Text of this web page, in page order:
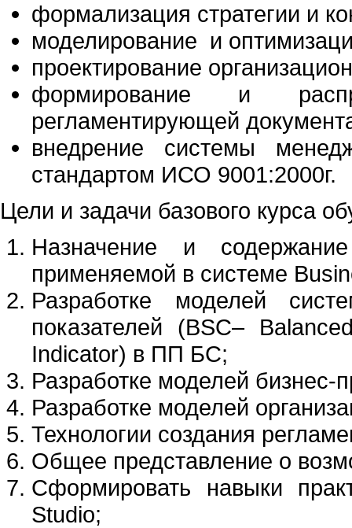
формализация стратегии и
моделирование и
проектирование
формирование и
регламентирующей
внедрение системы
стандартом ИСО 9001:2000г.
Цели и задачи базового курса
Назначение и содержание
применяемой в системе
Разработке моделей
показателей (BSC–
Indicator) в ПП БС;
Разработке моделей
Разработке моделей
Технологии создания
Общее представление о
Сформировать навыки
Studio;